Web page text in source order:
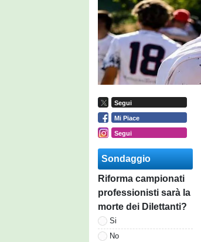
Segui
Mi Piace
Segui
Sondaggio
Riforma campionati
professionisti sarà la
morte dei Dilettanti?
Si
No